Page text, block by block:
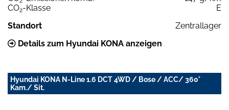
CO2-Klasse
E
Standort
Zentrallager
Details zum Hyundai KONA anzeigen
Hyundai KONA N-Line 1.6 DCT 4WD / Bose / ACC/ 360°
Kam./ Sit.